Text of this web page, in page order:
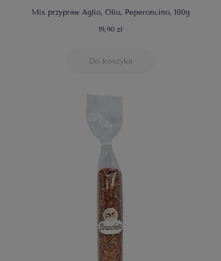
Mix przypraw Aglio, Olio, Peperoncino, 100g
19,90 zł
Do koszyka